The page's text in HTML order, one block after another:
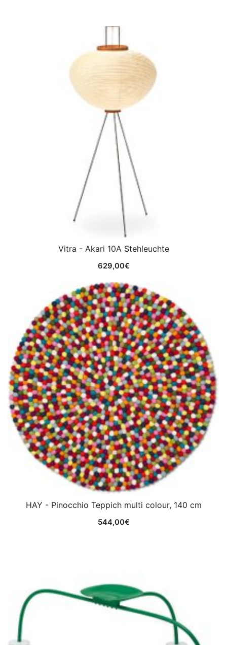
Vitra - Akari 10A Stehleuchte
629,00€
HAY - Pinocchio Teppich multi colour, 140 cm
544,00€